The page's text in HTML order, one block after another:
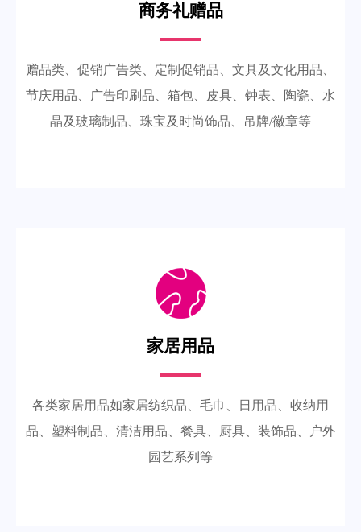
商务礼赠品
赠品类、促销广告类、定制促销品、文具及文化用品、
节庆用品、广告印刷品、箱包、皮具、钟表、陶瓷、水
晶及玻璃制品、珠宝及时尚饰品、吊牌/徽章等
家居用品
各类家居用品如家居纺织品、毛巾、日用品、收纳用
品、塑料制品、清洁用品、餐具、厨具、装饰品、户外
园艺系列等